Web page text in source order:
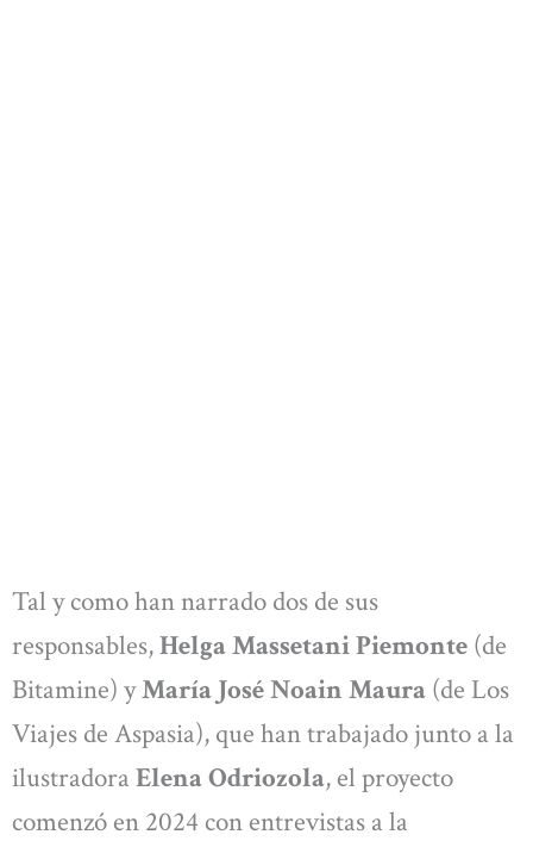
Tal y como han narrado dos de sus
responsables,Helga Massetani Piemonte (de
Bitamine) yMaría José Noain Maura (de Los
Viajes de Aspasia), que han trabajado junto a la
ilustradora Elena Odriozola, el proyecto
comenzó en 2024 con entrevistas a la